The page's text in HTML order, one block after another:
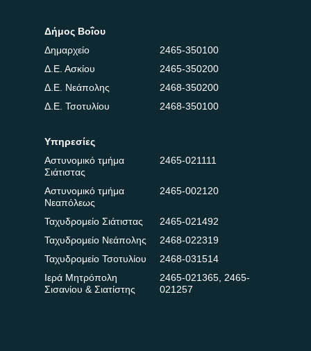
Δήμος Βοΐου
Δημαρχείο
2465-350100
Δ.Ε. Ασκίου
2465-350200
Δ.Ε. Νεάπολης
2468-350200
Δ.Ε. Τσοτυλίου
2468-350100
Υπηρεσίες
Αστυνομικό τμήμα
Σιάτιστας
2465-021111
Αστυνομικό τμήμα
Νεαπόλεως
2465-002120
Ταχυδρομείο Σιάτιστας
2465-021492
Ταχυδρομείο Νεάπολης
2468-022319
Ταχυδρομείο Τσοτυλίου
2468-031514
Ιερά Μητρόπολη
Σισανίου & Σιατίστης
2465-021365, 2465-
021257